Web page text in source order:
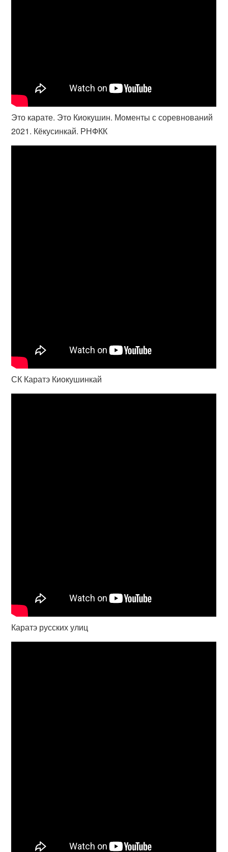
Это карате. Это Киокушин. Моменты с соревнований
2021. Кёкусинкай. РНФКК
СК Каратэ Киокушинкай
Каратэ русских улиц